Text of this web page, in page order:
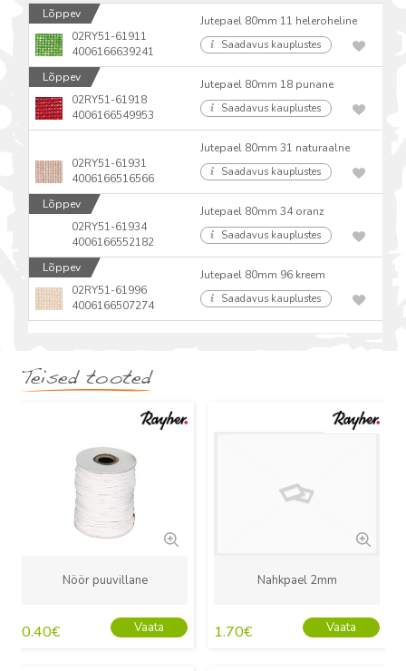
Lõppev
02RY51-61911
4006166639241
Jutepael 80mm 11 heleroheline
Saadavus kauplustes
Lõppev
02RY51-61918
4006166549953
Jutepael 80mm 18 punane
Saadavus kauplustes
02RY51-61931
4006166516566
Jutepael 80mm 31 naturaalne
Saadavus kauplustes
Lõppev
02RY51-61934
4006166552182
Jutepael 80mm 34 oranz
Saadavus kauplustes
Lõppev
02RY51-61996
4006166507274
Jutepael 80mm 96 kreem
Saadavus kauplustes
Teised tooted
Nöör puuvillane
0.40€ Vaata
Nahkpael 2mm
1.70€ Vaata